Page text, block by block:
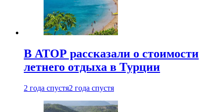
В АТОР рассказали о стоимости
летнего отдыха в Турции
2 года спустя2 года спустя